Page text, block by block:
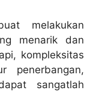
melakukan
menarik dan
kompleksitas
penerbangan,
sangatlah